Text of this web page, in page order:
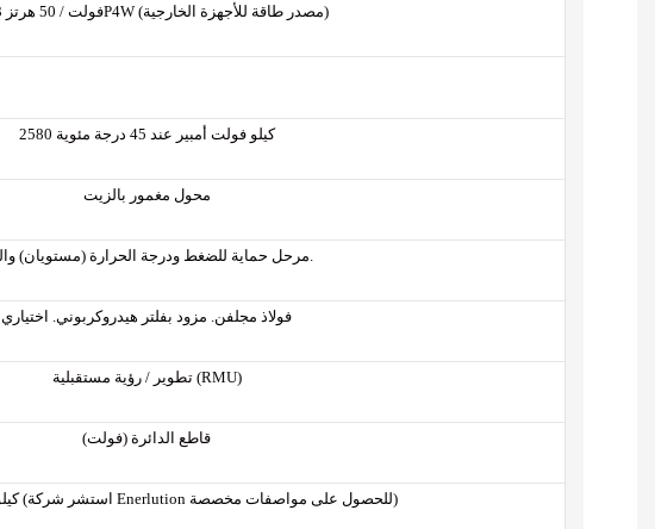
400 فولت / 50 هرتز 3P4W (مصدر طاقة للأجهزة الخارجية)
2580 كيلو فولت أمبير عند 45 درجة مئوية
محول مغمور بالزيت
فولاذ مجلفن. مزود بفلتر هيدروكربوني. اختياري
تطوير / رؤية مستقبلية (RMU)
قاطع الدائرة (فولت)
20 كيلو أمبير 1 ثانية (استشر شركة Enerlution للحصول على مواصفات مخصصة)